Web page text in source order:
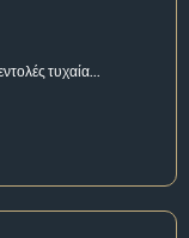
τυχαία...